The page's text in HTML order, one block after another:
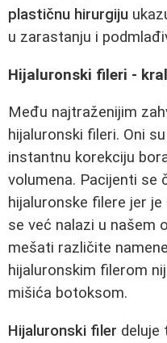
plastičnu hirurgiju
u zarastanju i
Hijaluronski fileri -
Među najtraženijim
hijaluronski fileri. Oni
instantnu korekciju
volumena. Pacijenti se
hijaluronske filere jer
se već nalazi u našem
mešati različite
hijaluronskim filerom
mišića botoksom.
Hijaluronski filer deluje